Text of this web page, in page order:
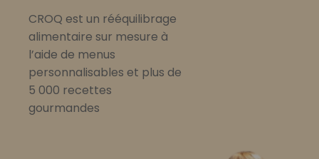
CROQ est un rééquilibrage
alimentaire sur mesure à
l’aide de menus
personnalisables et plus de
5 000 recettes
gourmandes